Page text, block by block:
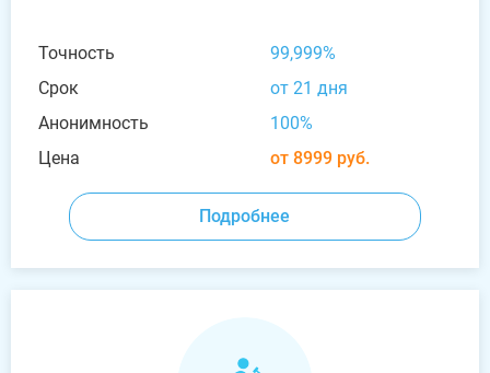
Точность
99,999%
Срок
от 21 дня
Анонимность
100%
Цена
от 8999 руб.
Подробнее